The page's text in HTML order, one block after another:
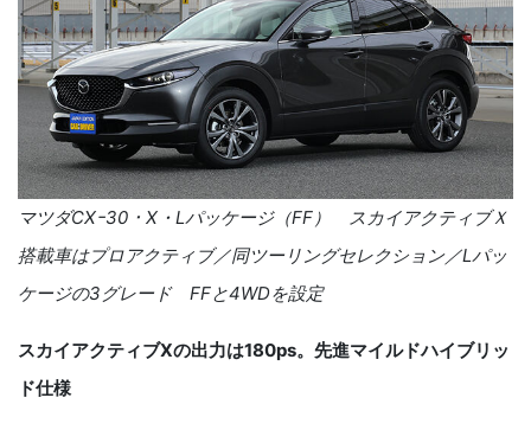
マツダCXｰ30・X・Lパッケージ（FF） スカイアクティブＸ
搭載車はプロアクティブ／同ツーリングセレクション／Lパッ
ケージの3グレード FFと4WDを設定
スカイアクティブXの出力は180ps。先進マイルドハイブリッ
ド仕様